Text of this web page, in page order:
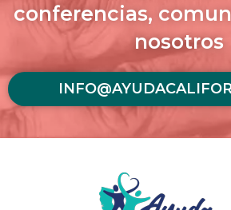
conferencias,
nosotros